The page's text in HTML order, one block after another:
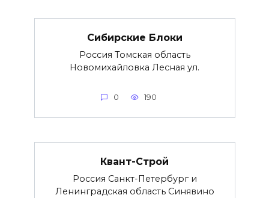
Сибирские Блоки
Россия Томская область
Новомихайловка Лесная ул.
0 190
Квант-Строй
Россия Санкт-Петербург и
Ленинградская область Синявино